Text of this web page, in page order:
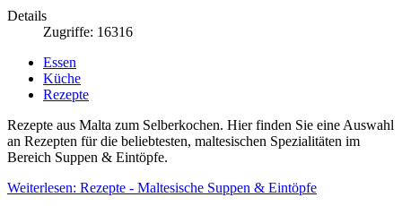
Details
Zugriffe: 16316
Essen
Küche
Rezepte
Rezepte aus Malta zum Selberkochen. Hier finden Sie eine Auswahl
an Rezepten für die beliebtesten, maltesischen Spezialitäten im
Bereich Suppen & Eintöpfe.
Weiterlesen: Rezepte - Maltesische Suppen & Eintöpfe